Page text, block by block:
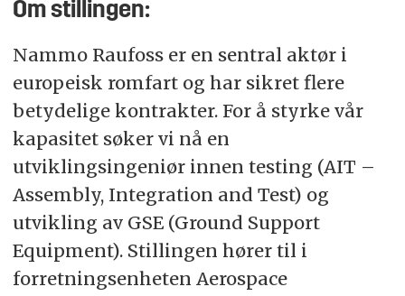
fremdriftssystemgruppen, miljøtestgruppen og
Om stillingen:
Nammo Raufoss er en sentral aktør i
europeisk romfart og har sikret flere
betydelige kontrakter. For å styrke vår
kapasitet søker vi nå en
utviklingsingeniør innen testing (AIT –
Assembly, Integration and Test) og
utvikling av GSE (Ground Support
Equipment). Stillingen hører til i
forretningsenheten Aerospace